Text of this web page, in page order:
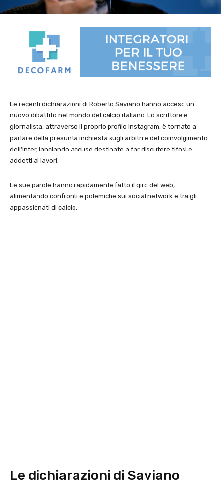
Le recenti dichiarazioni di Roberto Saviano hanno acceso un
nuovo dibattito nel mondo del calcio italiano. Lo scrittore e
giornalista, attraverso il proprio profilo Instagram, è tornato a
parlare della presunta inchiesta sugli arbitri e del coinvolgimento
dell’Inter, lanciando accuse destinate a far discutere tifosi e
addetti ai lavori.
Le sue parole hanno rapidamente fatto il giro del web,
alimentando confronti e polemiche sui social network e tra gli
appassionati di calcio.
Le dichiarazioni di Saviano